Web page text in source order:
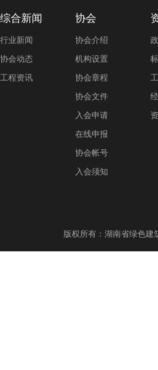
综合新闻
行业新闻
协会动态
工程资讯
协会
协会介绍
机构设置
协会章程
协会文件
入会申请
在线申报
协会帐号
入会须知
版权所有：湖南省绿色